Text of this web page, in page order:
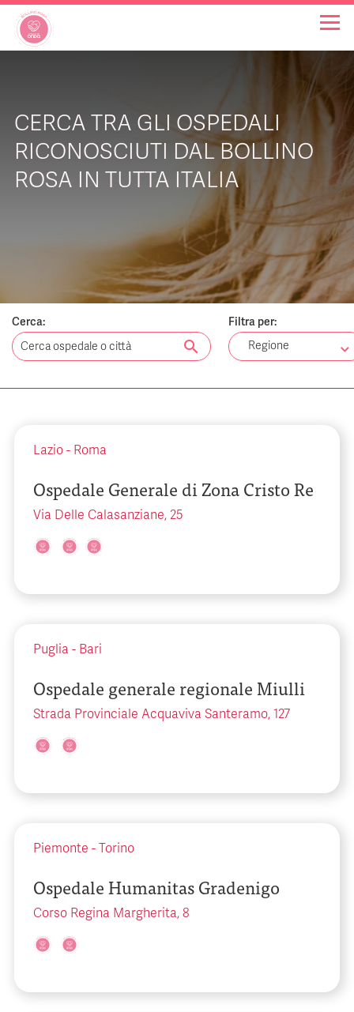
INIZIATIVE
NOTIZIE
CHI SIAMO
CERCA TRA GLI OSPEDALI
RICONOSCIUTI DAL BOLLINO
ROSA IN TUTTA ITALIA
Cerca:
search
Filtra per:
Regione
Lazio - Roma
Ospedale Generale di Zona Cristo Re
Via Delle Calasanziane, 25
Puglia - Bari
Ospedale generale regionale Miulli
Strada Provinciale Acquaviva Santeramo, 127
Piemonte - Torino
Ospedale Humanitas Gradenigo
Corso Regina Margherita, 8